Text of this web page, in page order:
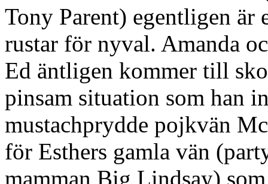
Tony Parent) egentligen är
rustar för nyval. Amanda
Ed äntligen kommer till
pinsam situation som han
mustachprydde pojkvän
för Esthers gamla vän
mamman Big Lindsay)